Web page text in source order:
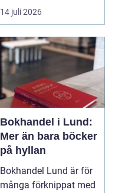
utförd gru...
14 juli 2026
Bokhandel i Lund:
Mer än bara böcker
på hyllan
Bokhandel Lund är för
många förknippat med